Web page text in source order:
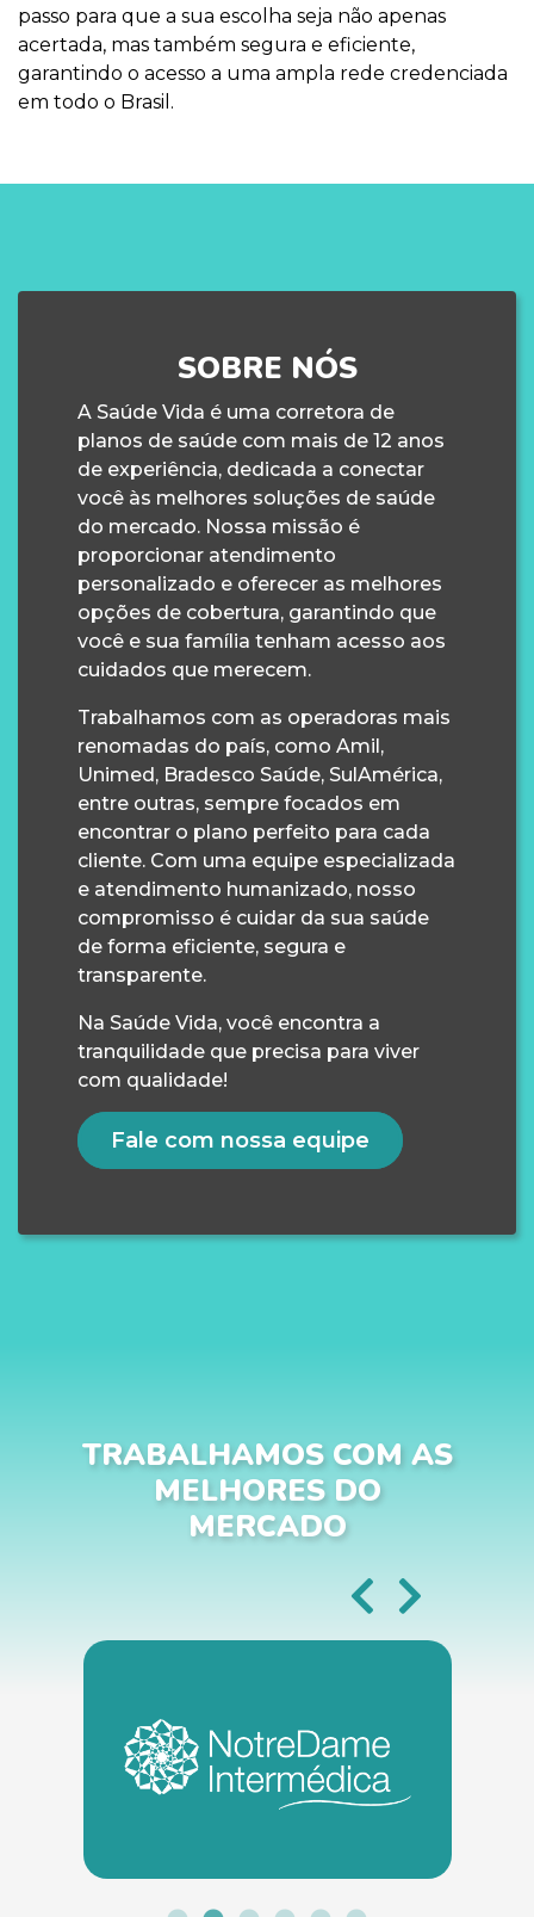
passo para que a sua escolha seja não apenas
acertada, mas também segura e eficiente,
garantindo o acesso a uma ampla rede credenciada
em todo o Brasil.
SOBRE NÓS
A Saúde Vida é uma corretora de
planos de saúde com mais de 12 anos
de experiência, dedicada a conectar
você às melhores soluções de saúde
do mercado. Nossa missão é
proporcionar atendimento
personalizado e oferecer as melhores
opções de cobertura, garantindo que
você e sua família tenham acesso aos
cuidados que merecem.
Trabalhamos com as operadoras mais
renomadas do país, como Amil,
Unimed, Bradesco Saúde, SulAmérica,
entre outras, sempre focados em
encontrar o plano perfeito para cada
cliente. Com uma equipe especializada
e atendimento humanizado, nosso
compromisso é cuidar da sua saúde
de forma eficiente, segura e
transparente.
Na Saúde Vida, você encontra a
tranquilidade que precisa para viver
com qualidade!
Fale com nossa equipe
TRABALHAMOS COM AS
MELHORES DO
MERCADO